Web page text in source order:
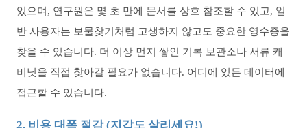
있으며, 연구원은 몇 초 만에 문서를 상호 참조할 수 있고, 일
반 사용자는 보물찾기처럼 고생하지 않고도 중요한 영수증을
찾을 수 있습니다. 더 이상 먼지 쌓인 기록 보관소나 서류 캐
비닛을 직접 찾아갈 필요가 없습니다. 어디에 있든 데이터에
접근할 수 있습니다.
2. 비용 대폭 절감 (지갑도 살리세요!)